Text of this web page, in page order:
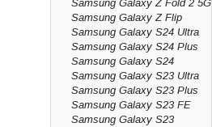
Samsung Galaxy Z Fold 2 5G
Samsung Galaxy Z Flip
Samsung Galaxy S24 Ultra
Samsung Galaxy S24 Plus
Samsung Galaxy S24
Samsung Galaxy S23 Ultra
Samsung Galaxy S23 Plus
Samsung Galaxy S23 FE
Samsung Galaxy S23